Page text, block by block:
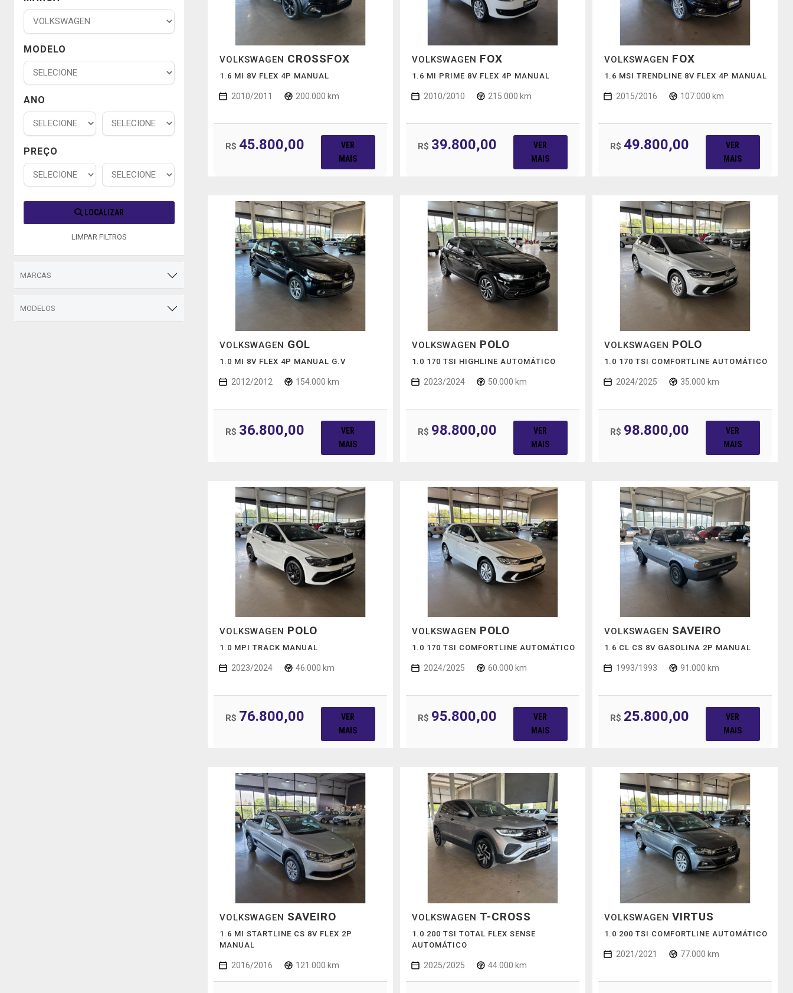
MODELO
ANO
PREÇO
LOCALIZAR
LIMPAR FILTROS
MARCAS
MODELOS
VOLKSWAGEN CROSSFOX
1.6 MI 8V FLEX 4P MANUAL
2010/2011 200.000 km
R$ 45.800,00
VER
MAIS
VOLKSWAGEN FOX
1.6 MI PRIME 8V FLEX 4P MANUAL
2010/2010 215.000 km
R$ 39.800,00
VER
MAIS
VOLKSWAGEN FOX
1.6 MSI TRENDLINE 8V FLEX 4P MANUAL
2015/2016 107.000 km
R$ 49.800,00
VER
MAIS
VOLKSWAGEN GOL
1.0 MI 8V FLEX 4P MANUAL G.V
2012/2012 154.000 km
R$ 36.800,00
VER
MAIS
VOLKSWAGEN POLO
1.0 170 TSI HIGHLINE AUTOMÁTICO
2023/2024 50.000 km
R$ 98.800,00
VER
MAIS
VOLKSWAGEN POLO
1.0 170 TSI COMFORTLINE AUTOMÁTICO
2024/2025 35.000 km
R$ 98.800,00
VER
MAIS
VOLKSWAGEN POLO
1.0 MPI TRACK MANUAL
2023/2024 46.000 km
R$ 76.800,00
VER
MAIS
VOLKSWAGEN POLO
1.0 170 TSI COMFORTLINE AUTOMÁTICO
2024/2025 60.000 km
R$ 95.800,00
VER
MAIS
VOLKSWAGEN SAVEIRO
1.6 CL CS 8V GASOLINA 2P MANUAL
1993/1993 91.000 km
R$ 25.800,00
VER
MAIS
VOLKSWAGEN SAVEIRO
1.6 MI STARTLINE CS 8V FLEX 2P
MANUAL
2016/2016 121.000 km
VOLKSWAGEN T-CROSS
1.0 200 TSI TOTAL FLEX SENSE
AUTOMÁTICO
2025/2025 44.000 km
VOLKSWAGEN VIRTUS
1.0 200 TSI COMFORTLINE AUTOMÁTICO
2021/2021 77.000 km